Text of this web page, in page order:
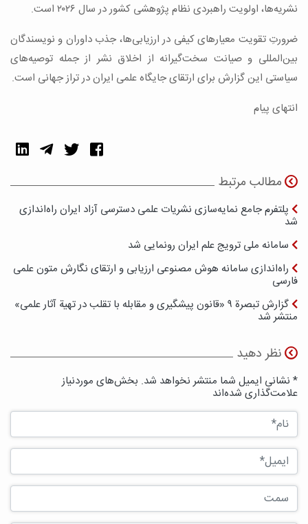
نشریه‌ها، اولویت راهبردی نظام پژوهشی کشور در سال ۲۰۲۶ است.
ضرورتِ تقویت معیارهای کیفی در ارزیابی‌ها، جذب داوران و نویسندگان
بین‌المللی و صیانت سخت‌گیرانه از اخلاق نشر از جمله توصیه‌های
سیاستی این گزارش برای ارتقای جایگاه علمی ایران در تراز جهانی است.
انتهای پیام
مطالب مرتبط
پلتفرم جامع نمایه‌سازی نشریات علمی دسترسی آزاد ایران راه‌اندازی
شد
سامانه ملی ترویج علم ایران رونمایی شد
راه‌اندازی سامانه هوش مصنوعی ارزیابی و ارتقای نگارش متون علمی
فارسی
گزارش تبصرة ۹ «قانون پیشگیری و مقابله با تقلب در تهیة آثار علمی»
منتشر شد
نظر دهید
* نشانی ایمیل شما منتشر نخواهد شد. بخش‌های موردنیاز
علامت‌گذاری شده‌اند